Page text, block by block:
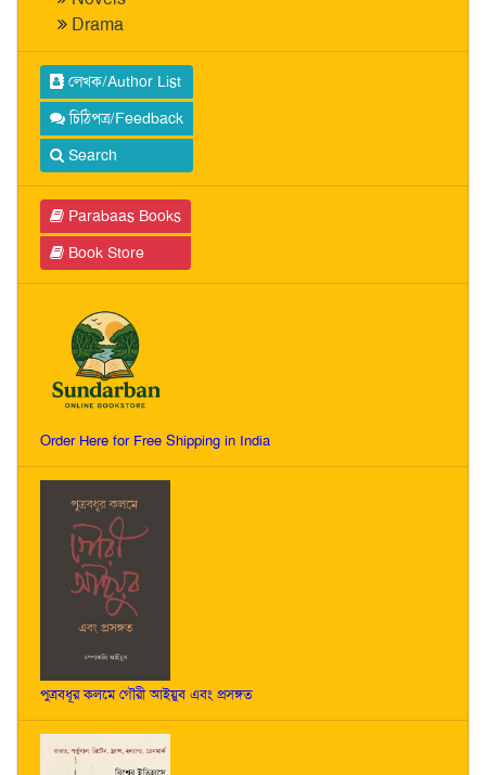
Drama
লেখক/Author List
চিঠিপত্র/Feedback
Search
Parabaas Books
Book Store
Order Here for Free Shipping in India
পুত্রবধূর কলমে গৌরী আইয়ুব এবং প্রসঙ্গত